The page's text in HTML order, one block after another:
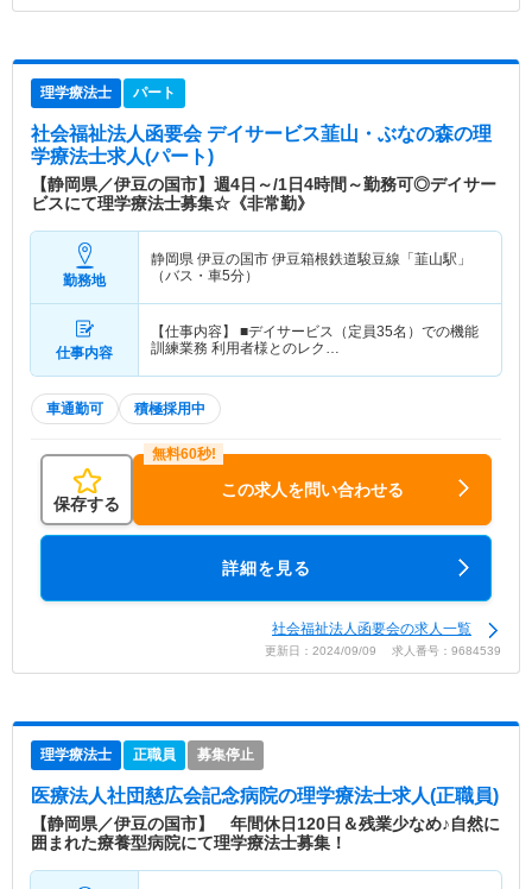
理学療法士 パート
社会福祉法人函要会 デイサービス韮山・ぶなの森の理
学療法士求人(パート)
【静岡県／伊豆の国市】週4日～/1日4時間～勤務可◎デイサー
ビスにて理学療法士募集☆《非常勤》
勤務地
静岡県 伊豆の国市 伊豆箱根鉄道駿豆線「韮山駅」
（バス・車5分）
仕事内容
【仕事内容】 ■デイサービス（定員35名）での機能
訓練業務 利用者様とのレク…
車通勤可 積極採用中
保存する
この求人を問い合わせる
詳細を見る
社会福祉法人函要会の求人一覧
更新日：2024/09/09 求人番号：9684539
理学療法士 正職員 募集停止
医療法人社団慈広会記念病院の理学療法士求人(正職員)
【静岡県／伊豆の国市】 年間休日120日＆残業少なめ♪自然に
囲まれた療養型病院にて理学療法士募集！